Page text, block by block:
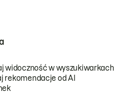
widoczność w wyszukiwarkach
rekomendacje od AI